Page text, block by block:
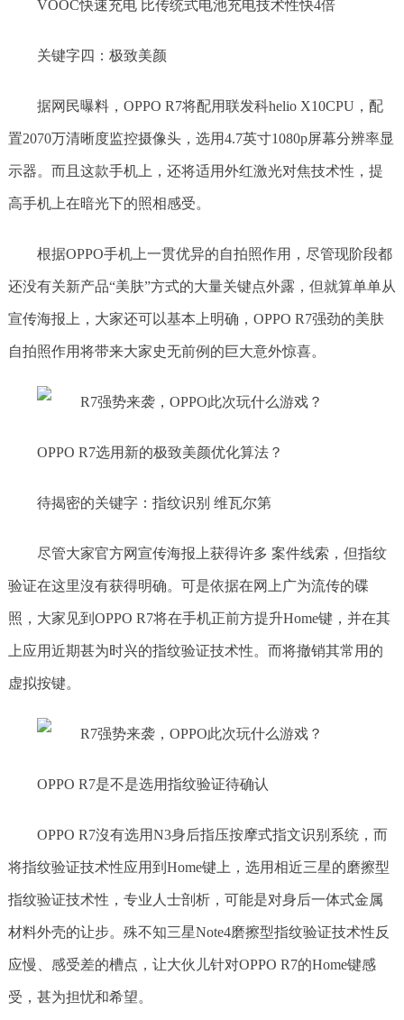
VOOC快速充电 比传统式电池充电技术性快4倍
关键字四：极致美颜
据网民曝料，OPPO R7将配用联发科helio X10CPU，配
置2070万清晰度监控摄像头，选用4.7英寸1080p屏幕分辨率显
示器。而且这款手机上，还将适用外红激光对焦技术性，提
高手机上在暗光下的照相感受。
根据OPPO手机上一贯优异的自拍照作用，尽管现阶段都
还没有关新产品“美肤”方式的大量关键点外露，但就算单单从
宣传海报上，大家还可以基本上明确，OPPO R7强劲的美肤
自拍照作用将带来大家史无前例的巨大意外惊喜。
OPPO R7选用新的极致美颜优化算法？
待揭密的关键字：指纹识别 维瓦尔第
尽管大家官方网宣传海报上获得许多 案件线索，但指纹
验证在这里沒有获得明确。可是依据在网上广为流传的碟
照，大家见到OPPO R7将在手机正前方提升Home键，并在其
上应用近期甚为时兴的指纹验证技术性。而将撤销其常用的
虚拟按键。
OPPO R7是不是选用指纹验证待确认
OPPO R7沒有选用N3身后指压按摩式指文识别系统，而
将指纹验证技术性应用到Home键上，选用相近三星的磨擦型
指纹验证技术性，专业人士剖析，可能是对身后一体式金属
材料外壳的让步。殊不知三星Note4磨擦型指纹验证技术性反
应慢、感受差的槽点，让大伙儿针对OPPO R7的Home键感
受，甚为担忧和希望。